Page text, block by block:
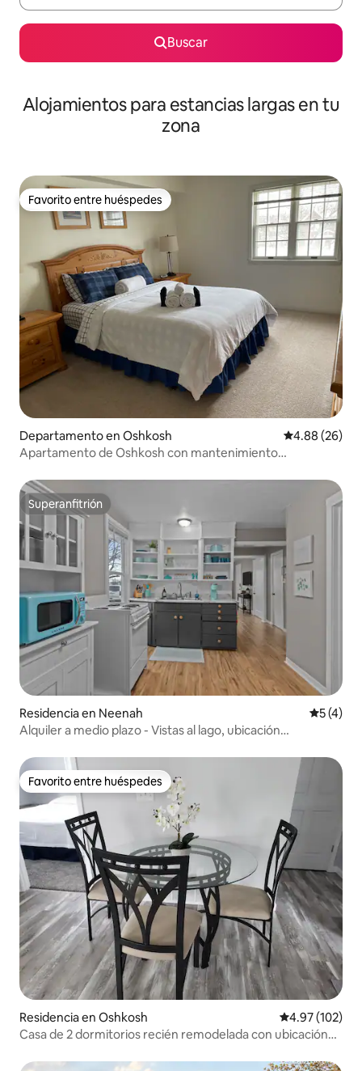
Buscar
Alojamientos para estancias largas en tu
zona
Favorito entre huéspedes
Favorito entre huéspedes
Departamento en Oshkosh Calificación
4.88 (26)
Apartamento de Oshkosh con mantenimiento
Superanfitrión
Superanfitrión
Residencia en Neenah
5 (4)
Alquiler a medio plazo - Vistas al lago, ubicación
Favorito entre huéspedes
Favorito entre huéspedes
Residencia en Oshkosh Calificación
4.97 (102)
Casa de 2 dormitorios recién remodelada con ubicación